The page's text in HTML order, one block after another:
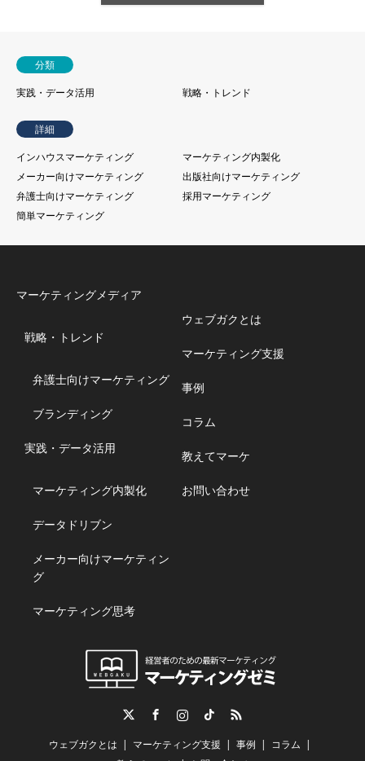
分類
実践・データ活用
戦略・トレンド
詳細
インハウスマーケティング
マーケティング内製化
メーカー向けマーケティング
出版社向けマーケティング
弁護士向けマーケティング
採用マーケティング
簡単マーケティング
マーケティングメディア
戦略・トレンド
弁護士向けマーケティング
ブランディング
実践・データ活用
マーケティング内製化
データドリブン
メーカー向けマーケティン
グ
マーケティング思考
ウェブガクとは
マーケティング支援
事例
コラム
教えてマーケ
お問い合わせ
InstagramTikTok RSS
ウェブガクとは マーケティング支援 事例
コラム